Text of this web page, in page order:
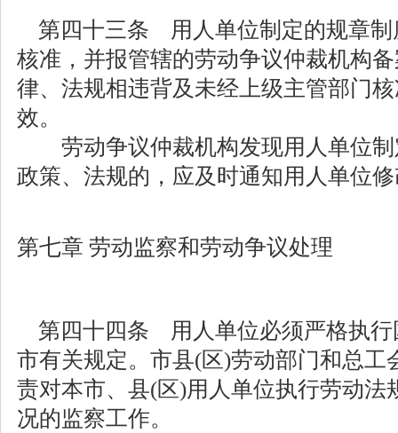
第四十三条 用人单位制定的规章制
核准，并报管辖的劳动争议仲裁机构
律、法规相违背及未经上级主管部门
效。
劳动争议仲裁机构发现用人单位制
政策、法规的，应及时通知用人单位
第七章 劳动监察和劳动争议处理
第四十四条 用人单位必须严格执行
市有关规定。市县(区)劳动部门和总工
责对本市、县(区)用人单位执行劳动法
况的监察工作。